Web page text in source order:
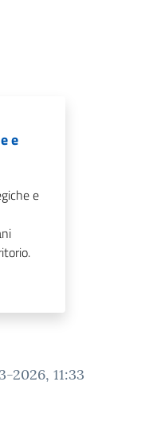
e
e
2026, 11:33